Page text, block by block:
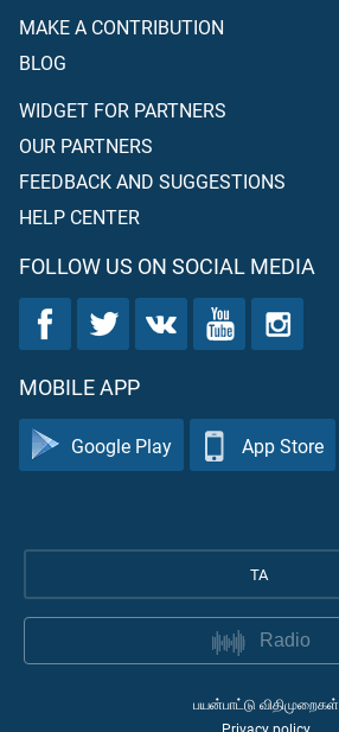
MAKE A CONTRIBUTION
BLOG
WIDGET FOR PARTNERS
OUR PARTNERS
FEEDBACK AND SUGGESTIONS
HELP CENTER
FOLLOW US ON SOCIAL MEDIA
MOBILE APP
Google Play App Store
TA
Radio
பயன்பாட்டு விதிமுறைகள்